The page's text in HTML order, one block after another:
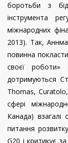
боротьби з
інструмента
міжнародних
2013). Так,
повинна
своєї
дотримуються
Thomas, Curatolo
сфері
Канада) взагалі
питання
G20 і критикує